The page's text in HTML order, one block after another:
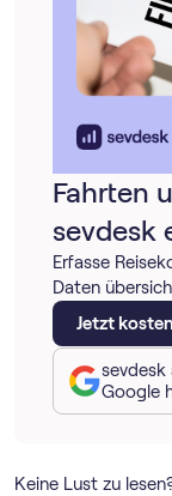
Fahrten
sevdesk
Erfasse
Daten
Jetzt
sevdesk
Google
Keine Lust zu